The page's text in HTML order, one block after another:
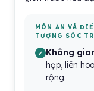
MÓN ĂN VÀ
TƯỢNG SÓC
Không
họp, liên
rộng.